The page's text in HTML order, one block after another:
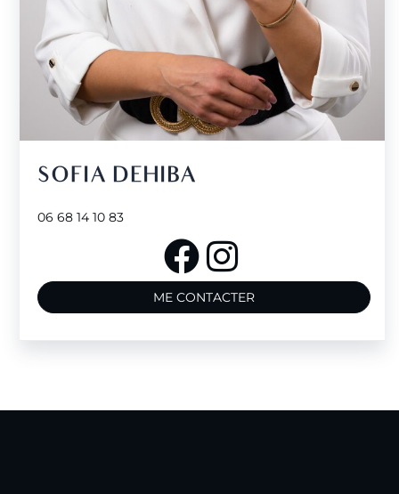
SOFIA DEHIBA
06 68 14 10 83
ME CONTACTER